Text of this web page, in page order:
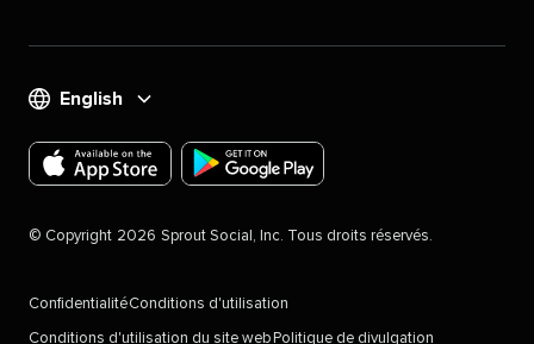
English​​
l'application
Social
l'application
Social
©​​ Copyright​​ 2026​​ Sprout Social, Inc. Tous droits réservés.​​
Confidentialité​​ Conditions d'utilisation​​
Conditions d'utilisation du site web​​ Politique de divulgation​​